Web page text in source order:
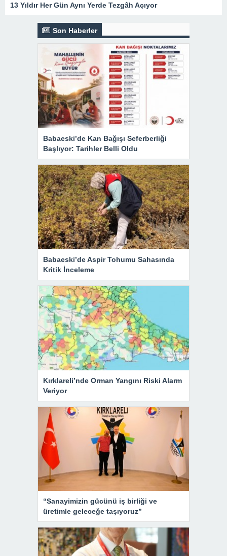
13 Yıldır Her Gün Aynı Yerde Tezgâh Açıyor
Son Haberler
Babaeski’de Kan Bağışı Seferberliği
Başlıyor: Tarihler Belli Oldu
Babaeski’de Aspir Tohumu Sahasında
Kritik İnceleme
Kırklareli’nde Orman Yangını Riski Alarm
Veriyor
“Sanayimizin gücünü iş birliği ve
üretimle geleceğe taşıyoruz”